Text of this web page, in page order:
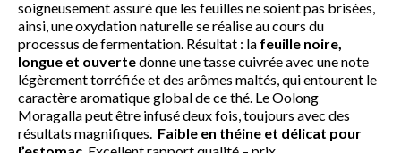
soigneusement assuré que les feuilles ne soient pas brisées,
ainsi, une oxydation naturelle se réalise au cours du
processus de fermentation. Résultat : la feuille noire,
longue et ouvertedonne une tasse cuivrée avec une note
légèrement torréfiée et des arômes maltés, qui entourent le
caractère aromatique global de ce thé. Le Oolong
Moragalla peut être infusé deux fois, toujours avec des
résultats magnifiques. Faible en théine et délicat pour